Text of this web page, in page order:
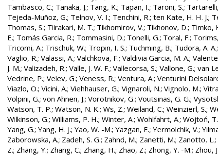
Tambasco, C.; Tanaka, J.; Tang, K.; Tapan, I.; Taroni, S.;
Tejeda-Muñoz, G.; Telnov, V. I.; Tenchini, R.; ten Kate, H. H. J.;
Thomas, S.; Tiirakari, M. T.; Tikhomirov, V.; Tikhonov, D.; Timko,
E.; Tomás Garcia, R.; Tommasini, D.; Tonelli, G.; Toral, F.;
Tricomi, A.; Trischuk, W.; Tropin, I. S.; Tuchming, B.; Tudora, A. A.
Vaglio, R.; Valassi, A.; Valchkova, F.; Valdivia Garcia, M. A.;
J. M.; Valizadeh, R.; Valle, J. W. F.; Vallecorsa, S.; Vallone, G.; van
Vedrine, P.; Velev, G.; Veness, R.; Ventura, A.; Venturini
Viazlo, O.; Vicini, A.; Viehhauser, G.; Vignaroli, N.; Vignolo, M.;
Volpini, G.; von Ahnen, J.; Vorotnikov, G.; Voutsinas, G. G.;
Watson, T. P.; Watson, N. K.; Ws, Z.; Weiland, C.; Weinzierl, S.;
Wilkinson, G.; Williams, P. H.; Winter, A.; Wohlfahrt, A.; Wojtoń, T.
Yang, G.; Yang, H. J.; Yao, W. -M.; Yazgan, E.; Yermolchik, V.;
Zaborowska, A.; Zadeh, S. G.; Zahnd, M.; Zanetti, M.; Zanotto, L.;
Z.; Zhang, Y.; Zhang, C.; Zhang, H.; Zhao, Z.; Zhong, Y. -M.; Zhou,